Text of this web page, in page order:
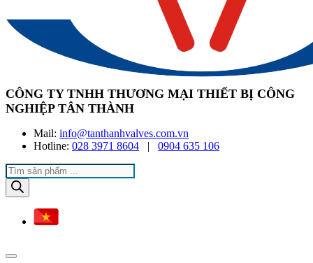
CÔNG TY TNHH THƯƠNG MẠI THIẾT BỊ CÔNG
NGHIỆP TÂN THÀNH
Mail: info@tanthanhvalves.com.vn
Hotline: 028 3971 8604 | 0904 635 106
Products
search